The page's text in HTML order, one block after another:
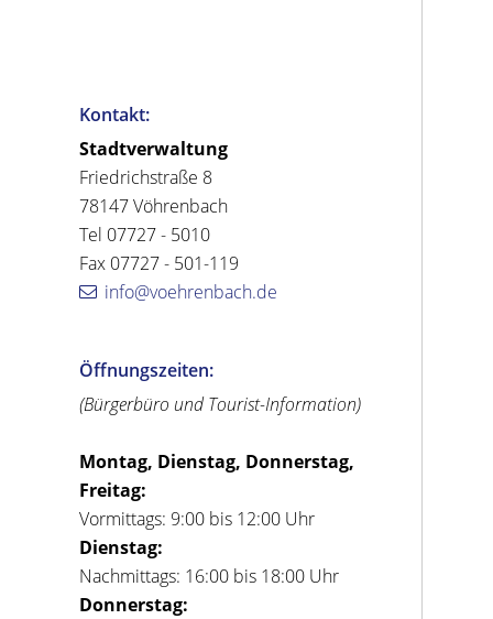
Kontakt:
Stadtverwaltung
Friedrichstraße 8
78147 Vöhrenbach
Tel 07727 - 5010
Fax 07727 - 501-119
info@voehrenbach.de
Öffnungszeiten:
(Bürgerbüro und Tourist-Information)
Montag, Dienstag, Donnerstag,
Freitag:
Vormittags: 9:00 bis 12:00 Uhr
Dienstag:
Nachmittags: 16:00 bis 18:00 Uhr
Donnerstag: